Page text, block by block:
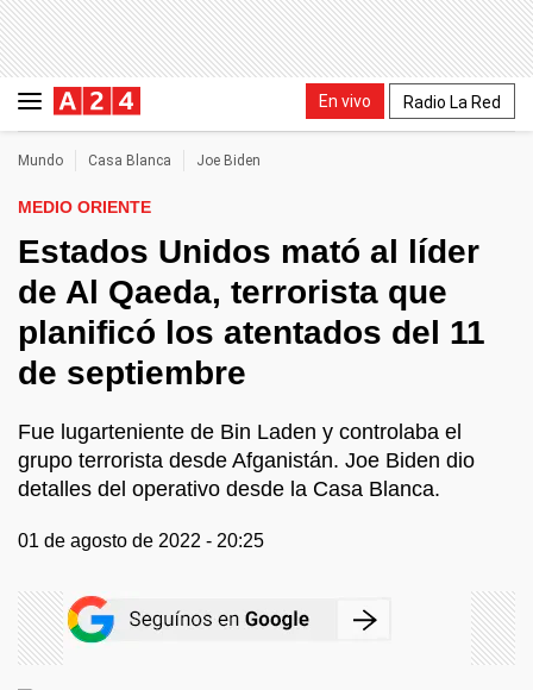
En vivo Radio La Red
Mundo Casa Blanca Joe Biden
MEDIO ORIENTE
Estados Unidos mató al líder
de Al Qaeda, terrorista que
planificó los atentados del 11
de septiembre
Fue lugarteniente de Bin Laden y controlaba el
grupo terrorista desde Afganistán. Joe Biden dio
detalles del operativo desde la Casa Blanca.
01 de agosto de 2022 - 20:25